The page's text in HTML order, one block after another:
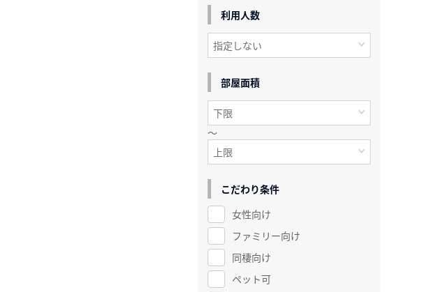
利用人数
部屋面積
～
こだわり条件
女性向け
ファミリー向け
同棲向け
ペット可